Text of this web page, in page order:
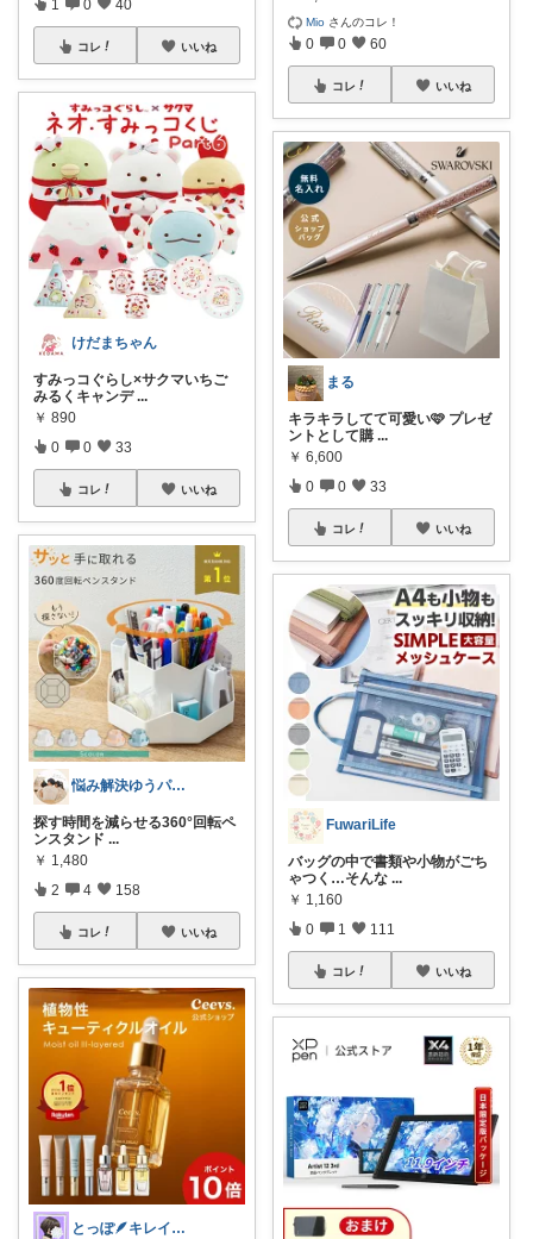
1 0 40
コレ いいね
けだまちゃん
すみっコぐらし×サクマいちご
みるくキャンデ ...
￥ 890
0 0 33
コレ いいね
悩み解決ゆうパパroom
探す時間を減らせる360°回転ペ
ンスタンド ...
￥ 1,480
2 4 158
コレ いいね
とっぽ🪶キレイめカジュアル|服とネイル
Mio さんのコレ！
0 0 60
コレ いいね
まる
キラキラしてて可愛い🩷 プレゼ
ントとして購 ...
￥ 6,600
0 0 33
コレ いいね
FuwariLife
バッグの中で書類や小物がごち
ゃつく…そんな ...
￥ 1,160
0 1 111
コレ いいね